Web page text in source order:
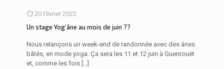
20 février 2022
Un stage Yog’âne au mois de juin ??
Nous relançons un week-end de randonnée avec des ânes
bâtés, en mode yoga. Ça sera les 11 et 12 juin à Guenrouët
et, comme les fois […]